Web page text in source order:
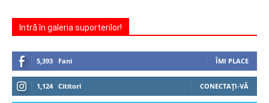
Intră în galeria suporterilor!
5,393 Fani ÎMI PLACE
1,124 Cititori CONECTAȚI-VĂ